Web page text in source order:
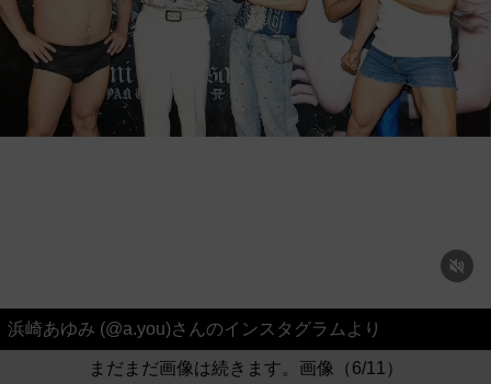
浜崎あゆみ (@a.you)さんのインスタグラムより
まだまだ画像は続きます。画像（6/11）